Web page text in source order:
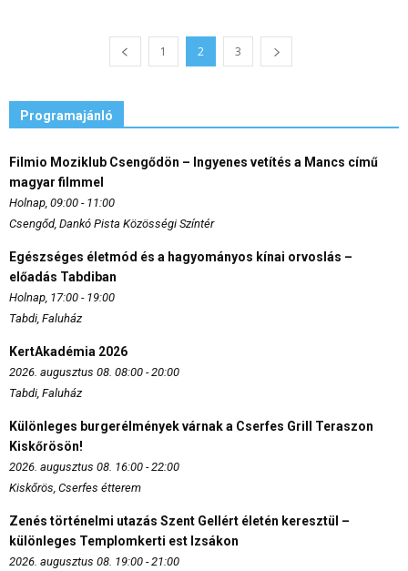
1 2 3
Programajánló
Filmio Moziklub Csengődön – Ingyenes vetítés a Mancs című
magyar filmmel
Holnap, 09:00 - 11:00
Csengőd, Dankó Pista Közösségi Színtér
Egészséges életmód és a hagyományos kínai orvoslás –
előadás Tabdiban
Holnap, 17:00 - 19:00
Tabdi, Faluház
KertAkadémia 2026
2026. augusztus 08. 08:00 - 20:00
Tabdi, Faluház
Különleges burgerélmények várnak a Cserfes Grill Teraszon
Kiskőrösön!
2026. augusztus 08. 16:00 - 22:00
Kiskőrös, Cserfes étterem
Zenés történelmi utazás Szent Gellért életén keresztül –
különleges Templomkerti est Izsákon
2026. augusztus 08. 19:00 - 21:00